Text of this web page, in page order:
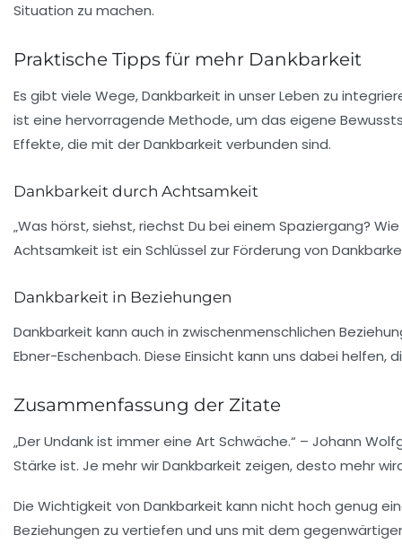
Situation zu machen.
Praktische Tipps für mehr Dankbarkeit
Es gibt viele Wege, Dankbarkeit in unser Leben zu
ist eine hervorragende Methode, um das eigene
Effekte, die mit der Dankbarkeit verbunden sind.
Dankbarkeit durch Achtsamkeit
„Was hörst, siehst, riechst Du bei einem Spaziergang?
Achtsamkeit ist ein Schlüssel zur Förderung von
Dankbarkeit in Beziehungen
Dankbarkeit kann auch in zwischenmenschlichen
Ebner-Eschenbach. Diese Einsicht kann uns dabei
Zusammenfassung der Zitate
„Der Undank ist immer eine Art Schwäche.“ – Johann
Stärke ist. Je mehr wir Dankbarkeit zeigen, desto mehr
Die Wichtigkeit von Dankbarkeit kann nicht hoch genug
Beziehungen zu vertiefen und uns mit dem